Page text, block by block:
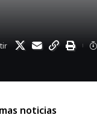
noticias